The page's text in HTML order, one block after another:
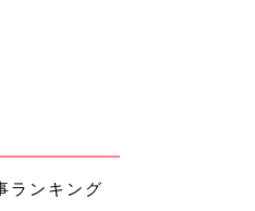
ランキング